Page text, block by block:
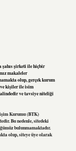
şahıs şirketi ile hiçbir
makaleler
olup, gerçek kurum
kişiler ile isim
ve tavsiye niteliği
Kurumu (BTK)
Bu nedenle, sitedeki
bulunmamaktadır.
olup, siteye üye olarak